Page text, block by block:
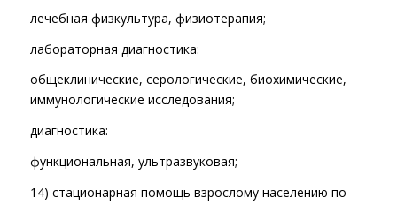
лечебная физкультура, физиотерапия;
лабораторная диагностика:
общеклинические, серологические, биохимические,
иммунологические исследования;
диагностика:
функциональная, ультразвуковая;
14) стационарная помощь взрослому населению по